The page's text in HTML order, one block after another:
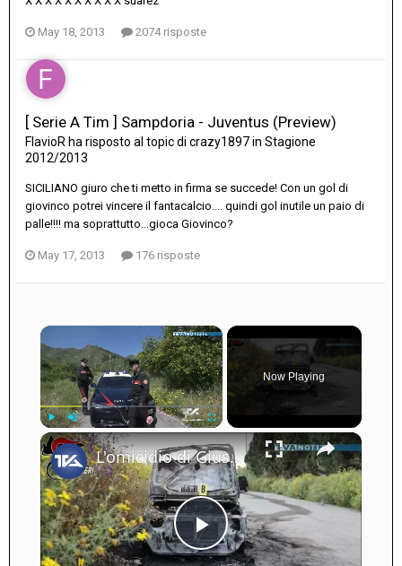
May 18, 2013 2074 risposte
[ Serie A Tim ] Sampdoria - Juventus (Preview)
FlavioR ha risposto al topic di crazy1897in Stagione
2012/2013
SICILIANO giuro che ti metto in firma se succede! Con un gol di
giovinco potrei vincere il fantacalcio.... quindi gol inutile un paio di
palle!!!! ma soprattutto...gioca Giovinco?
May 17, 2013 176 risposte
×
Play Unmute
Now Playing
×
Play
L'omicidio di Giuseppe Florio. Svolta nelle indagini: tre fermati